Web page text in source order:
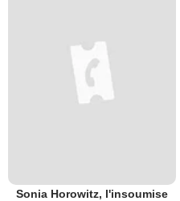
Sonia Horowitz, l'insoumise